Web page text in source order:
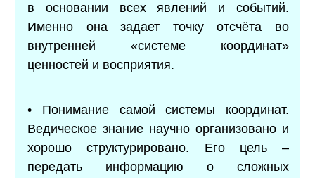
в основании всех явлений и событий.
Именно она задает точку отсчёта во
внутренней «системе координат»
ценностей и восприятия.
• Понимание самой системы координат.
Ведическое знание научно организовано и
хорошо структурировано. Его цель –
передать информацию о сложных